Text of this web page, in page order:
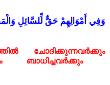
وَفِي أَمْوَالِهِمْ حَقٌّ لِّلسَّائِلِ
ചോദിക്കുന്നവർക്കും
ബാധിച്ചവർക്കും